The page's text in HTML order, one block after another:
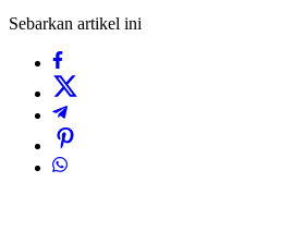
Sebarkan artikel ini